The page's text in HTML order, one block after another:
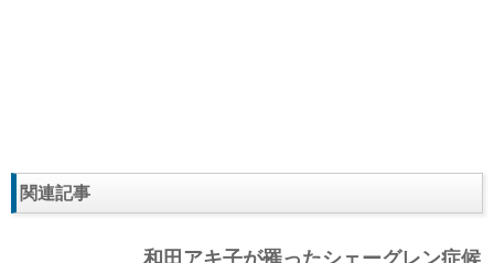
関連記事
和田アキ子が罹ったシェーグレン症候